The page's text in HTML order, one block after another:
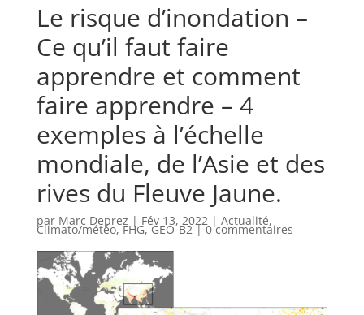
Le risque d’inondation –
Ce qu’il faut faire
apprendre et comment
faire apprendre – 4
exemples à l’échelle
mondiale, de l’Asie et des
rives du Fleuve Jaune.
par Marc Deprez | Fév 13, 2022| Actualité,
Climato/météo,FHG,GEO-B2|0 commentaires